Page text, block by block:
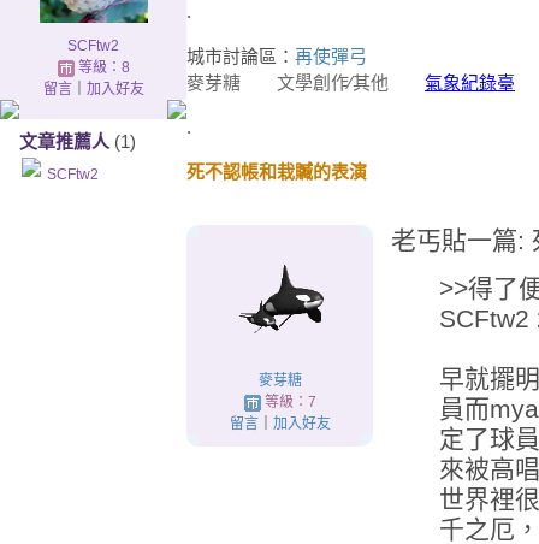
SCFtw2
等級：8
留言｜ 加入好友
文章推薦人 (1)
SCFtw2
.
城市討論區： 再使彈弓
麥芽糖 文學創作∕其他 氣象紀錄臺
.
死不認帳和栽贓的表演
麥芽糖
等級：7
留言｜ 加入好友
老丐貼一篇:
>>得了
SCFtw2
早就擺
員而
定了球
來被高
世界裡
千之厄